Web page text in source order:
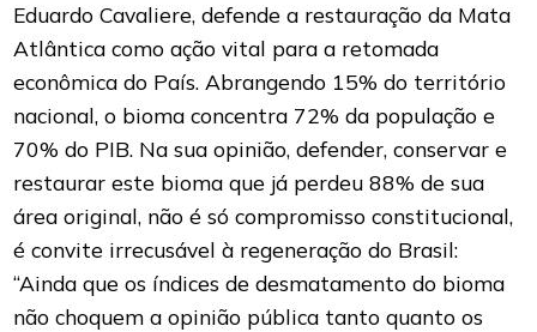
Eduardo Cavaliere, defende a restauração da Mata
Atlântica como ação vital para a retomada
econômica do País. Abrangendo 15% do território
nacional, o bioma concentra 72% da população e
70% do PIB. Na sua opinião, defender, conservar e
restaurar este bioma que já perdeu 88% de sua
área original, não é só compromisso constitucional,
é convite irrecusável à regeneração do Brasil:
“Ainda que os índices de desmatamento do bioma
não choquem a opinião pública tanto quanto os